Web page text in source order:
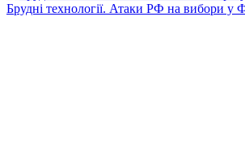
Брудні технології. Атаки РФ на вибори у